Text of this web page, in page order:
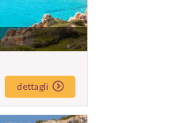
dettagli